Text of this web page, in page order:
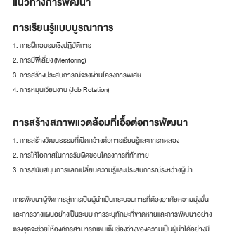
การเรียนรู้แบบบูรณาการ
1. การฝึกอบรมเชิงปฏิบัติการ
2. การมีพี่เลี้ยง (Mentoring)
3. การสร้างประสบการณ์จริงผ่านโครงการพิเศษ
4. การหมุนเวียนงาน (Job Rotation)
การสร้างสภาพแวดล้อมที่เอื้อต่อการพัฒนา
1. การสร้างวัฒนธรรมที่เปิดกว้างต่อการเรียนรู้และการทดลอง
2. การให้โอกาสในการรับผิดชอบโครงการที่ท้าทาย
3. การสนับสนุนการแลกเปลี่ยนความรู้และประสบการณ์ระหว่างผู้นำ
การพัฒนาผู้จัดการสู่การเป็นผู้นำเป็นกระบวนการที่ต้องอาศัยความมุ่งมั่น
และการวางแผนอย่างเป็นระบบ การระบุทักษะที่ขาดหายและการพัฒนาอย่าง
ตรงจุดจะช่วยให้องค์กรสามารถเติมเต็มช่องว่างของความเป็นผู้นำได้อย่างมี